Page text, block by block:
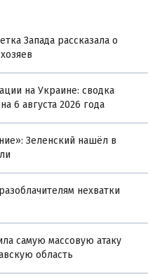
Запада рассказала о
на Украине: сводка
6 августа 2026 года
Зеленский нашёл в
нехватки
самую массовую атаку
область